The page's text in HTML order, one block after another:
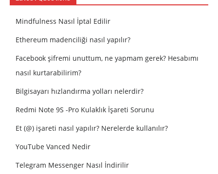
Mindfulness Nasıl İptal Edilir
Ethereum madenciliği nasıl yapılır?
Facebook şifremi unuttum, ne yapmam gerek? Hesabımı
nasıl kurtarabilirim?
Bilgisayarı hızlandırma yolları nelerdir?
Redmi Note 9S -Pro Kulaklık İşareti Sorunu
Et (@) işareti nasıl yapılır? Nerelerde kullanılır?
YouTube Vanced Nedir
Telegram Messenger Nasıl İndirilir